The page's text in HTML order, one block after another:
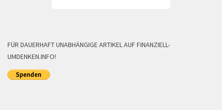
FÜR DAUERHAFT UNABHÄNGIGE ARTIKEL AUF FINANZIELL-
UMDENKEN.INFO!